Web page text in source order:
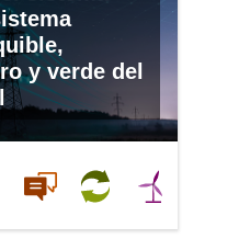
y verde del